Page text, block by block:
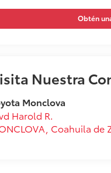
Obtén
Nuestra
Monclova
Harold R.
Coahuila de